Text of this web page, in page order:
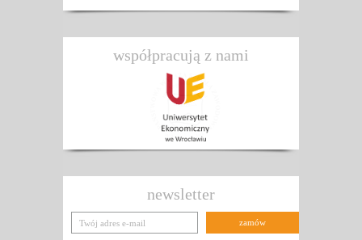
współpracują z nami
newsletter